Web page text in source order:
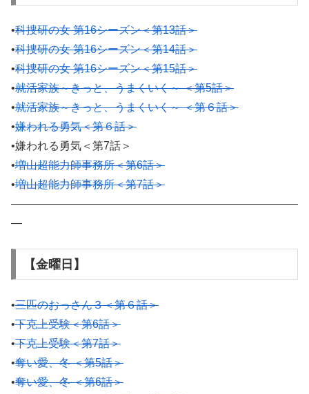
•科捜研の女 第16シーズン＜第13話＞
•科捜研の女 第16シーズン＜第14話＞
•科捜研の女 第16シーズン＜第15話＞
•就活家族～きっと、うまくいく～ ＜第5話＞
•就活家族～きっと、うまくいく～ ＜第６話＞
•嫌われる勇気＜第６話＞
•嫌われる勇気＜第7話＞
•増山超能力師事務所＜第6話＞
•増山超能力師事務所＜第7話＞
——————————————————————————
—
【金曜日】
•三匹のおっさん３＜第６話＞
•下克上受験＜第6話＞
•下克上受験＜第7話＞
•奪い愛、冬 ＜第5話＞
•奪い愛、冬 ＜第6話＞